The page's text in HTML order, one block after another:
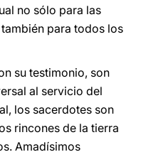
no sólo para las
para todos los
su testimonio, son
al servicio del
los sacerdotes son
rincones de la tierra
Amadísimos